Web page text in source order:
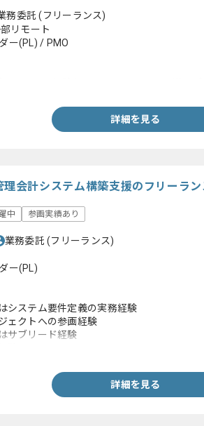
務委託(フリーランス)
リモート
ー(PL) / PMO
詳細を見る
理会計システム構築支援のフリーラ
中 参画実績あり
業務委託(フリーランス)
ー(PL)
システム要件定義の実務経験
ェクトへの参画経験
サブリード経験
詳細を見る